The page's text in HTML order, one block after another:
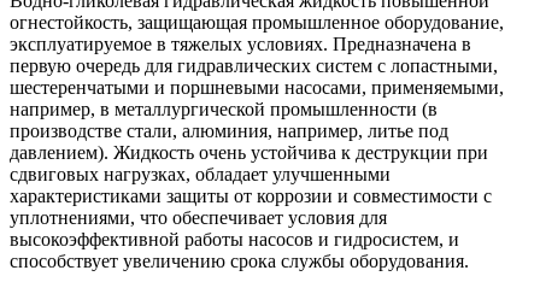
огнестойкость, защищающая промышленное оборудование,
эксплуатируемое в тяжелых условиях. Предназначена в
первую очередь для гидравлических систем с лопастными,
шестеренчатыми и поршневыми насосами, применяемыми,
например, в металлургической промышленности (в
производстве стали, алюминия, например, литье под
давлением). Жидкость очень устойчива к деструкции при
сдвиговых нагрузках, обладает улучшенными
характеристиками защиты от коррозии и совместимости с
уплотнениями, что обеспечивает условия для
высокоэффективной работы насосов и гидросистем, и
способствует увеличению срока службы оборудования.